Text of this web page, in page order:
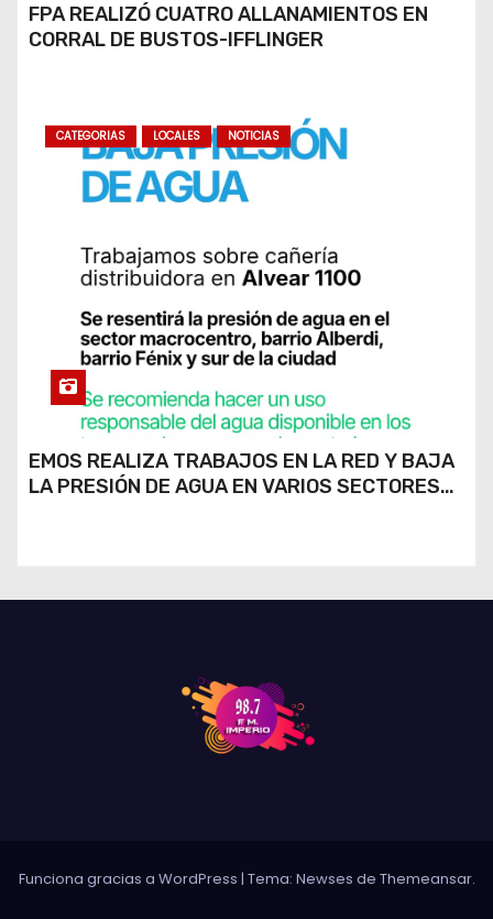
FPA REALIZÓ CUATRO ALLANAMIENTOS EN
CORRAL DE BUSTOS-IFFLINGER
CATEGORIAS LOCALES NOTICIAS
EMOS REALIZA TRABAJOS EN LA RED Y BAJA
LA PRESIÓN DE AGUA EN VARIOS SECTORES
Funciona gracias a WordPress | Tema: Newses de Themeansar.